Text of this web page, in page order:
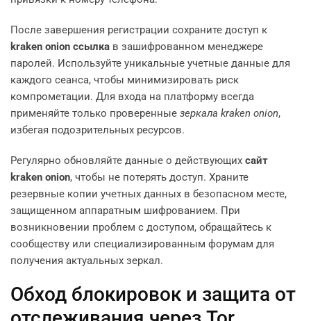
После завершения регистрации сохраните доступ к
kraken onion ссылка в зашифрованном менеджере
паролей. Используйте уникальные учетные данные для
каждого сеанса, чтобы минимизировать риск
компрометации. Для входа на платформу всегда
применяйте только проверенные зеркала kraken onion,
избегая подозрительных ресурсов.
Регулярно обновляйте данные о действующих сайт
kraken onion, чтобы не потерять доступ. Храните
резервные копии учетных данных в безопасном месте,
защищенном аппаратным шифрованием. При
возникновении проблем с доступом, обращайтесь к
сообществу или специализированным форумам для
получения актуальных зеркал.
Обход блокировок и защита от